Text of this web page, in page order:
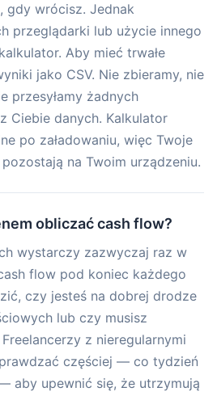
gdy wrócisz. Jednak
przeglądarki lub użycie innego
Aby mieć trwałe
jako CSV. Nie zbieramy, nie
przesyłamy żadnych
Ciebie danych. Kalkulator
po załadowaniu, więc Twoje
na Twoim urządzeniu.
obliczać cash flow?
wystarczy zazwyczaj raz w
flow pod koniec każdego
czy jesteś na dobrej drodze
lub czy musisz
z nieregularnymi
częściej — co tydzień
aby upewnić się, że utrzymują